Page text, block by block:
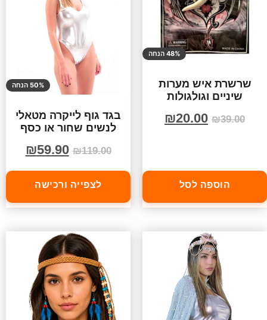
48% הנחה
שרשרת איש מערות
שיניים וגולגולות
₪39.00
₪20.00
הוספה לסל
50% הנחה
בגד גוף לייקרה מטאלי
לנשים שחור או כסף
₪119.00
₪59.90
לצפייה ורכישה